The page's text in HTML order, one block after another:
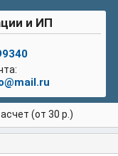
и ИП
(от 30 р.)